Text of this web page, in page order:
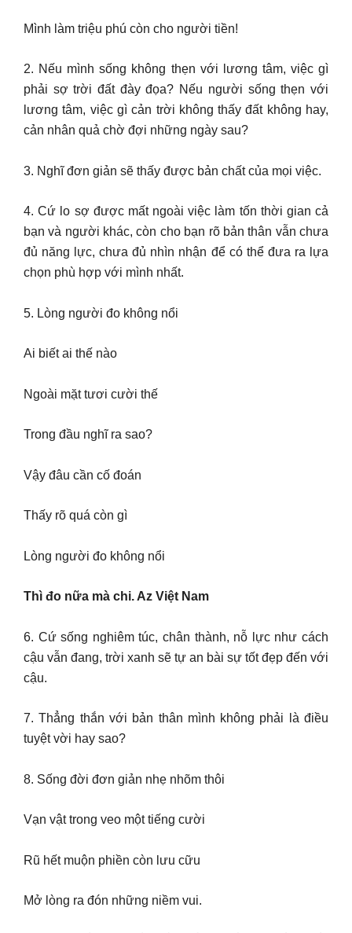
Mình làm triệu phú còn cho người tiền!
2. Nếu mình sống không thẹn với lương tâm, việc gì
phải sợ trời đất đày đọa? Nếu người sống thẹn với
lương tâm, việc gì cản trời không thấy đất không hay,
cản nhân quả chờ đợi những ngày sau?
3. Nghĩ đơn giản sẽ thấy được bản chất của mọi việc.
4. Cứ lo sợ được mất ngoài việc làm tốn thời gian cả
bạn và người khác, còn cho bạn rõ bản thân vẫn chưa
đủ năng lực, chưa đủ nhìn nhận để có thể đưa ra lựa
chọn phù hợp với mình nhất.
5. Lòng người đo không nổi
Ai biết ai thế nào
Ngoài mặt tươi cười thế
Trong đầu nghĩ ra sao?
Vậy đâu cần cố đoán
Thấy rõ quá còn gì
Lòng người đo không nổi
Thì đo nữa mà chi. Az Việt Nam
6. Cứ sống nghiêm túc, chân thành, nỗ lực như cách
cậu vẫn đang, trời xanh sẽ tự an bài sự tốt đẹp đến với
cậu.
7. Thẳng thắn với bản thân mình không phải là điều
tuyệt vời hay sao?
8. Sống đời đơn giản nhẹ nhõm thôi
Vạn vật trong veo một tiếng cười
Rũ hết muộn phiền còn lưu cữu
Mở lòng ra đón những niềm vui.